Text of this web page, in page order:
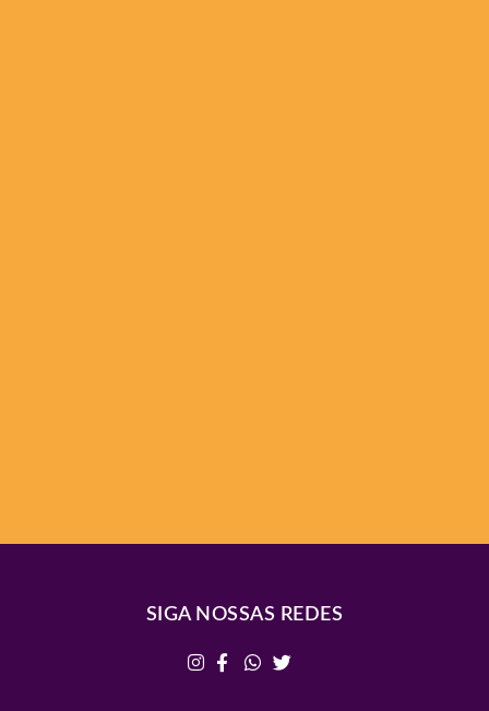
SIGA NOSSAS REDES